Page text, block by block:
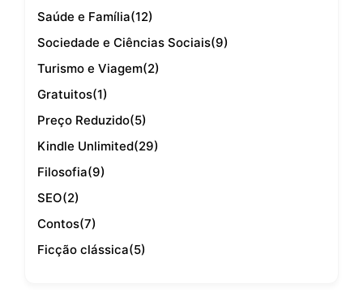
Saúde e Família(12)
Sociedade e Ciências Sociais(9)
Turismo e Viagem(2)
Gratuitos(1)
Preço Reduzido(5)
Kindle Unlimited(29)
Filosofia(9)
SEO(2)
Contos(7)
Ficção clássica(5)